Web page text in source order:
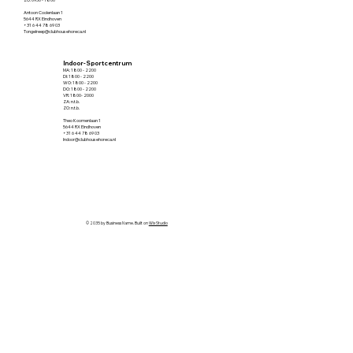
© 2035 by Business Name. Built onWix Studio
Antoon Coolenlaan 1
5644 RX Eindhoven
+31 6 44 78 69 03
Tongelreep@clubhousehoreca.nl
Indoor-Sportcentrum
MA: 1800 - 2200
DI: 1800 - 2200
WO: 1800 - 2200
DO: 1800 - 2200
VR: 1800- 2000
ZA: n.t.b.
ZO: n.t.b.
Theo Koomenlaan 1
5644 RX Eindhoven
+31 6 44 78 69 03
Indoor@clubhousehoreca.nl